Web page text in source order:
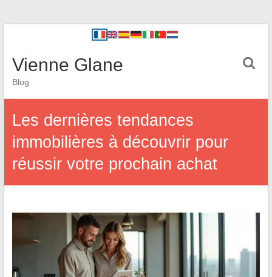
Vienne Glane
Blog
Les dernières tendances
immobilières à découvrir pour
réussir votre prochain achat